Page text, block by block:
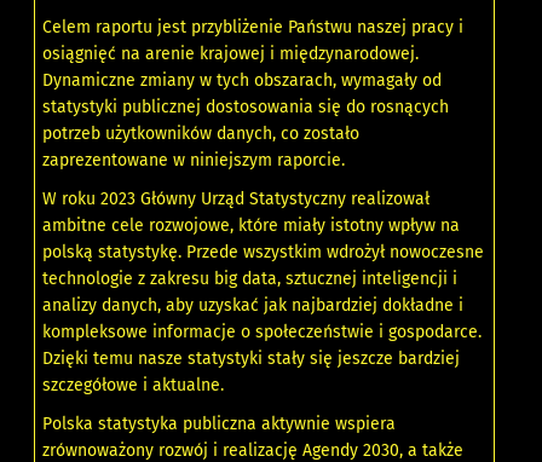
Celem raportu jest przybliżenie Państwu naszej pracy i
osiągnięć na arenie krajowej i międzynarodowej.
Dynamiczne zmiany w tych obszarach, wymagały od
statystyki publicznej dostosowania się do rosnących
potrzeb użytkowników danych, co zostało
zaprezentowane w niniejszym raporcie.
W roku 2023 Główny Urząd Statystyczny realizował
ambitne cele rozwojowe, które miały istotny wpływ na
polską statystykę. Przede wszystkim wdrożył nowoczesne
technologie z zakresu big data, sztucznej inteligencji i
analizy danych, aby uzyskać jak najbardziej dokładne i
kompleksowe informacje o społeczeństwie i gospodarce.
Dzięki temu nasze statystyki stały się jeszcze bardziej
szczegółowe i aktualne.
Polska statystyka publiczna aktywnie wspiera
zrównoważony rozwój i realizację Agendy 2030, a także